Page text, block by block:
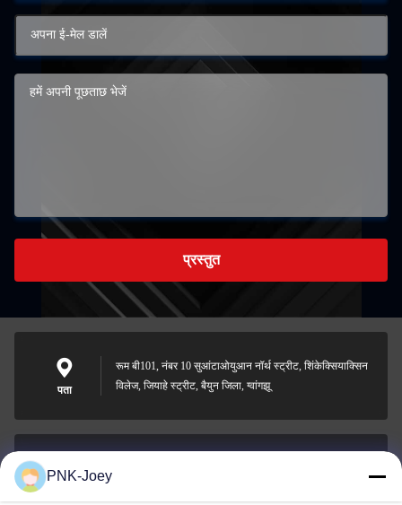
प्रस्तुत
पता
रूम बी101, नंबर 10 सुआंटाओयुआन नॉर्थ स्ट्रीट, शिंकेक्सियाक्सिन
विलेज, जियाहे स्ट्रीट, बैयुन जिला, ग्वांगझू
PNK-Joey